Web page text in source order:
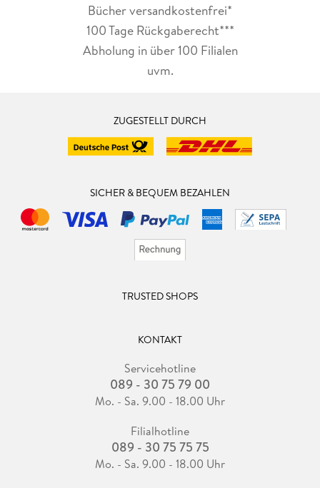
Bücher versandkostenfrei*
100 Tage Rückgaberecht***
Abholung in über 100 Filialen
uvm.
ZUGESTELLT DURCH
SICHER & BEQUEM BEZAHLEN
TRUSTED SHOPS
KONTAKT
Servicehotline
089 - 30 75 79 00
Mo. - Sa. 9.00 - 18.00 Uhr
Filialhotline
089 - 30 75 75 75
Mo. - Sa. 9.00 - 18.00 Uhr